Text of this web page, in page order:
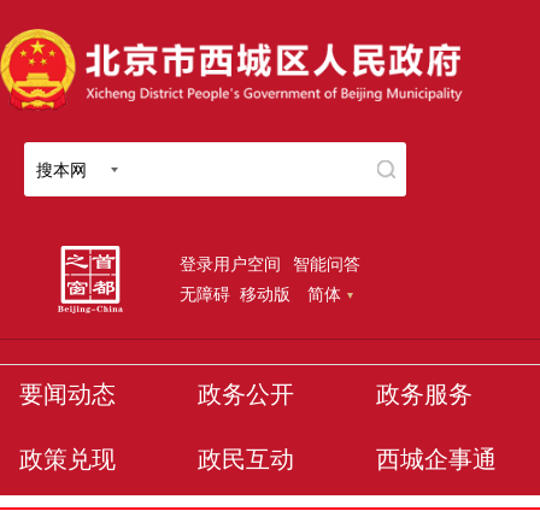
搜本网
登录用户空间 智能问答
无障碍 移动版 简体
要闻动态 政务公开 政务服务
政策兑现 政民互动 西城企事通